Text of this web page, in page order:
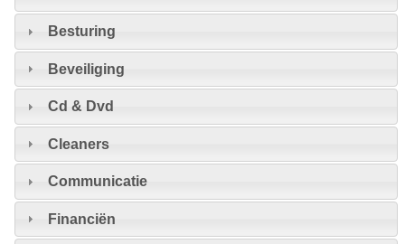
Besturing
Beveiliging
Cd & Dvd
Cleaners
Communicatie
Financiën